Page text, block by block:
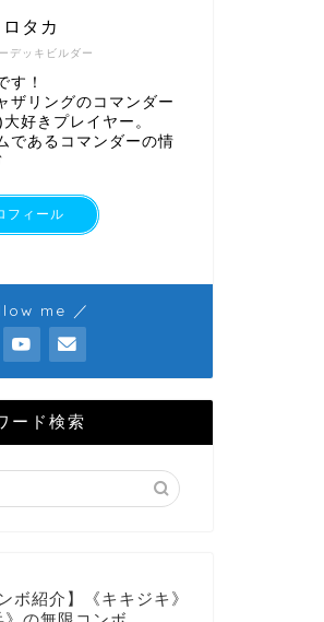
デッキビルダー
ロタカ
す！
ザリングのコマンダー
好きプレイヤー。
であるコマンダーの情
フィール
me ／
ード検索
ボ紹介】《キキジキ》